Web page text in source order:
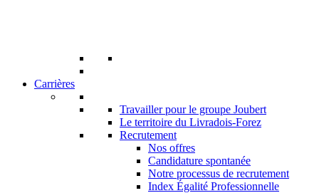
Carrières
Travailler pour le groupe Joubert
Le territoire du Livradois-Forez
Recrutement
Nos offres
Candidature spontanée
Notre processus de recrutement
Index Égalité Professionnelle